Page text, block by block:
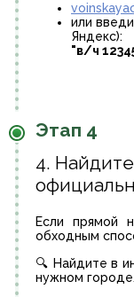
или
Яндекс):
"в/ч
Этап 4
4.
Если прямой
обходным
🔍 Найдите в
нужном